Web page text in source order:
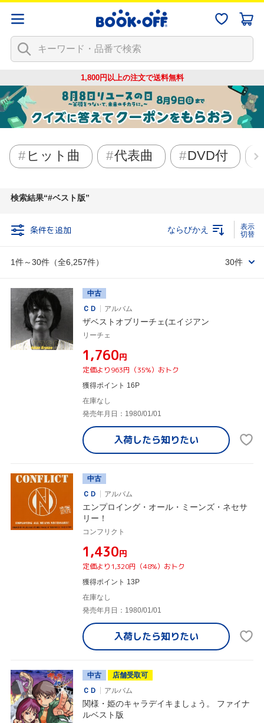
1,800円以上の注文で送料無料
ヒット曲 代表曲 DVD付
検索結果 #ベスト版
条件を追加
1件～30件（全6,257件）
ならびかえ
30件
中古
ＣＤ
アルバム
ザベストオブリーチェ(エイジアン
リーチェ
¥1,760円
定価より963円（35%）おトク
獲得ポイント 16P
在庫なし
発売年月日：1980/01/01
入荷したら知りたい
中古
ＣＤ
アルバム
エンプロイング・オール・ミーンズ・ネセサ
リー！
コンフリクト
¥1,430円
定価より1,320円（48%）おトク
獲得ポイント 13P
在庫なし
発売年月日：1980/01/01
入荷したら知りたい
中古
店舗受取可
ＣＤ
アルバム
関様・姫のキャラデイキましょう。 ファイナ
ルベスト版